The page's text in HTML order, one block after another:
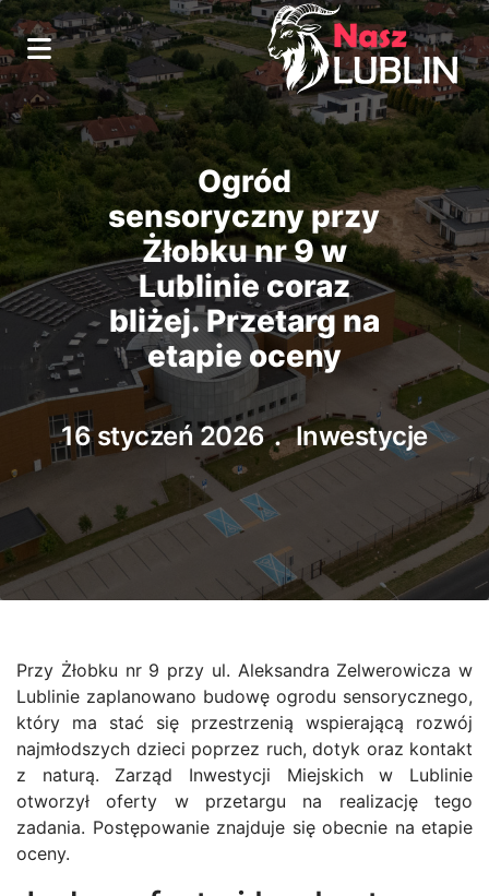
Ogród
sensoryczny przy
Żłobku nr 9 w
Lublinie coraz
bliżej. Przetarg na
etapie oceny
16 styczeń 2026 Inwestycje
Przy Żłobku nr 9 przy ul. Aleksandra Zelwerowicza w
Lublinie zaplanowano budowę ogrodu sensorycznego,
który ma stać się przestrzenią wspierającą rozwój
najmłodszych dzieci poprzez ruch, dotyk oraz kontakt
z naturą. Zarząd Inwestycji Miejskich w Lublinie
otworzył oferty w przetargu na realizację tego
zadania. Postępowanie znajduje się obecnie na etapie
oceny.